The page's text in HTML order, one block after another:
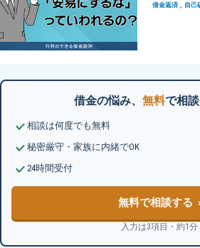
借金返済 自己
借金の悩み、 無料で相
相談は何度でも無料
秘密厳守・家族に内緒でOK
24時間受付
無料で相談する
入力は3項目・約1分